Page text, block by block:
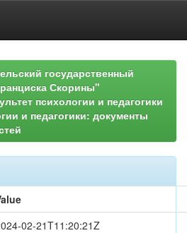
государственный
Скорины"
психологии и педагогики
и педагогики: документы
02-21T11:20:21Z